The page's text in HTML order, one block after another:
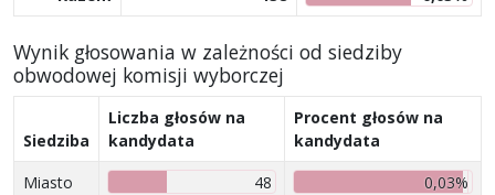
Wynik głosowania w zależności od siedziby
obwodowej komisji wyborczej
Siedziba
Liczba głosów na
kandydata
Procent głosów na
kandydata
Miasto
48
0,03%